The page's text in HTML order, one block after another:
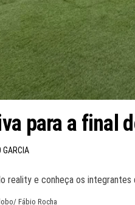
para a final
GARCIA
reality e conheça os
Fábio Rocha